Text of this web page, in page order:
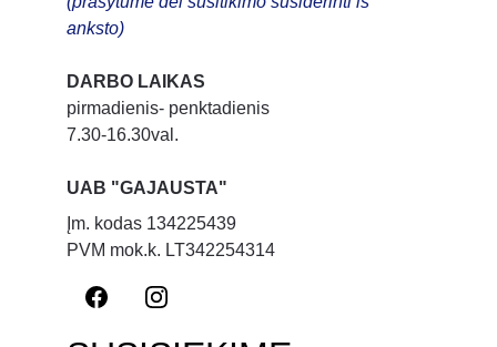
anksto)
DARBO LAIKAS
pirmadienis- penktadienis
7.30-16.30val.
UAB "GAJAUSTA"
Įm. kodas 134225439
PVM mok.k. LT342254314